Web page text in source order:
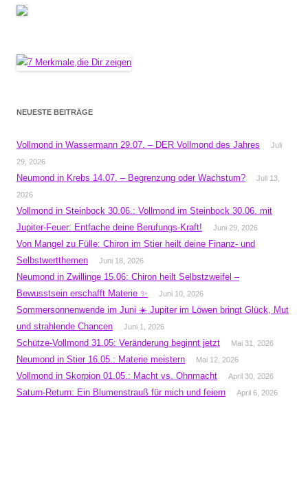
NEUESTE BEITRÄGE
Vollmond in Wassermann 29.07. – DER Vollmond des Jahres
Juli
29, 2026
Neumond in Krebs 14.07. – Begrenzung oder Wachstum?
Juli 13,
2026
Vollmond in Steinbock 30.06.: Vollmond im Steinbock 30.06. mit
Jupiter-Feuer: Entfache deine Berufungs-Kraft!
Juni 29, 2026
Von Mangel zu Fülle: Chiron im Stier heilt deine Finanz- und
Selbstwertthemen
Juni 18, 2026
Neumond in Zwillinge 15.06: Chiron heilt Selbstzweifel –
Bewusstsein erschafft Materie ✨
Juni 10, 2026
Sommersonnenwende im Juni ☀️ Jupiter im Löwen bringt Glück, Mut
und strahlende Chancen
Juni 1, 2026
Schütze-Vollmond 31.05: Veränderung beginnt jetzt Mai 31, 2026
Neumond in Stier 16.05.: Materie meistern Mai 12, 2026
Vollmond in Skorpion 01.05.: Macht vs. Ohnmacht April 30, 2026
Saturn-Return: Ein Blumenstrauß für mich und feiern April 6, 2026